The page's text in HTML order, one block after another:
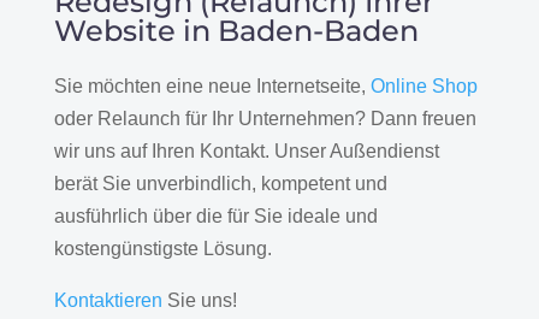
Website in Baden-Baden
Sie möchten eine neue Internetseite, Online Shop
oder Relaunch für Ihr Unternehmen? Dann freuen
wir uns auf Ihren Kontakt. Unser Außendienst
berät Sie unverbindlich, kompetent und
ausführlich über die für Sie ideale und
kostengünstigste Lösung.
Kontaktieren Sie uns!